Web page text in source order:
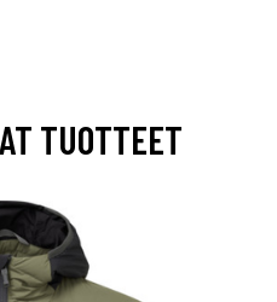
TUOTTEET